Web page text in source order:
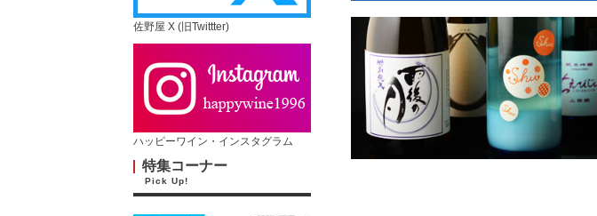
佐野屋 X (旧Twittter)
ハッピーワイン・インスタグラム
特集コーナー
Pick Up!